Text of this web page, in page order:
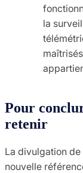
la
Pour
retenir
La divulgation de
nouvelle